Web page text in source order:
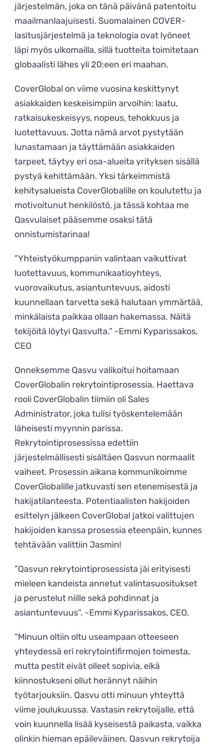
järjestelmän, joka on tänä päivänä patentoitu
maailmanlaajuisesti. Suomalainen COVER-
lasitusjärjestelmä ja teknologia ovat lyöneet
läpi myös ulkomailla, sillä tuotteita toimitetaan
globaalisti lähes yli 20:een eri maahan.
CoverGlobal on viime vuosina keskittynyt
asiakkaiden keskeisimpiin arvoihin: laatu,
ratkaisukeskeisyys, nopeus, tehokkuus ja
luotettavuus. Jotta nämä arvot pystytään
lunastamaan ja täyttämään asiakkaiden
tarpeet, täytyy eri osa-alueita yrityksen sisällä
pystyä kehittämään. Yksi tärkeimmistä
kehitysalueista CoverGlobalille on koulutettu ja
motivoitunut henkilöstö, ja tässä kohtaa me
Qasvulaiset pääsemme osaksi tätä
onnistumistarinaa!
”Yhteistyökumppanin valintaan vaikuttivat
luotettavuus, kommunikaatioyhteys,
vuorovaikutus, asiantuntevuus, aidosti
kuunnellaan tarvetta sekä halutaan ymmärtää,
minkälaista paikkaa ollaan hakemassa. Näitä
tekijöitä löytyi Qasvulta.” -Emmi Kyparissakos,
CEO
Onneksemme Qasvu valikoitui hoitamaan
CoverGlobalin rekrytointiprosessia. Haettava
rooli CoverGlobalin tiimiin oli Sales
Administrator, joka tulisi työskentelemään
läheisesti myynnin parissa.
Rekrytointiprosessissa edettiin
järjestelmällisesti sisältäen Qasvun normaalit
vaiheet. Prosessin aikana kommunikoimme
CoverGlobalille jatkuvasti sen etenemisestä ja
hakijatilanteesta. Potentiaalisten hakijoiden
esittelyn jälkeen CoverGlobal jatkoi valittujen
hakijoiden kanssa prosessia eteenpäin, kunnes
tehtävään valittiin Jasmin!
”Qasvun rekrytointiprosessista jäi erityisesti
mieleen kandeista annetut valintasuositukset
ja perustelut niille sekä pohdinnat ja
asiantuntevuus”. -Emmi Kyparissakos, CEO.
“Minuun oltiin oltu useampaan otteeseen
yhteydessä eri rekrytointifirmojen toimesta,
mutta pestit eivät olleet sopivia, eikä
kiinnostukseni ollut herännyt näihin
työtarjouksiin. Qasvu otti minuun yhteyttä
viime joulukuussa. Vastasin rekrytoijalle, että
voin kuunnella lisää kyseisestä paikasta, vaikka
olinkin hieman epäileväinen. Qasvun rekrytoija